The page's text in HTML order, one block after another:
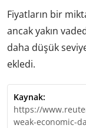
Fiyatların bir
ancak yakın
daha düşük
ekledi.
Kaynak:
https://
weak-economic-